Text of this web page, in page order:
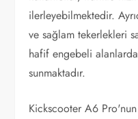
ilerleyebilmektedir.
ve sağlam tekerlekleri
hafif engebeli
sunmaktadır.
Kickscooter A6